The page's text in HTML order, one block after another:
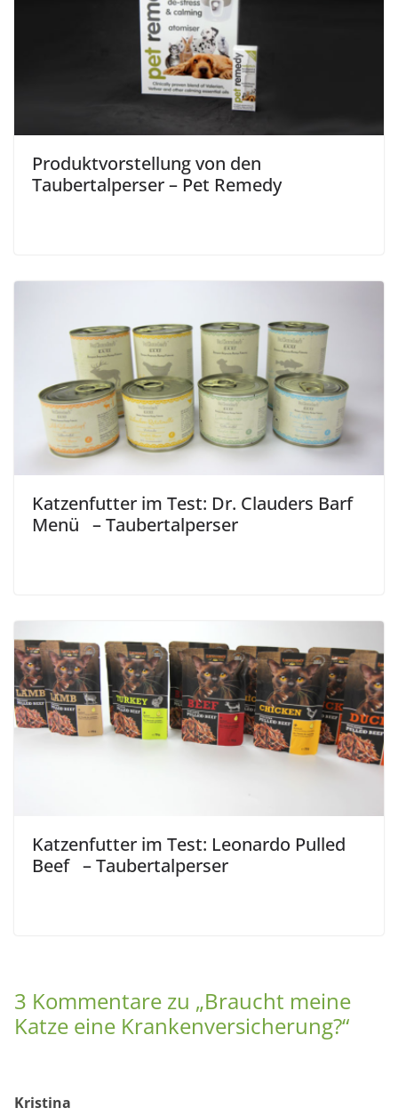
Produktvorstellung von den
Taubertalperser – Pet Remedy
Katzenfutter im Test: Dr. Clauders Barf
Menü – Taubertalperser
Katzenfutter im Test: Leonardo Pulled
Beef – Taubertalperser
3 Kommentare zu „Braucht meine
Katze eine Krankenversicherung?“
Kristina